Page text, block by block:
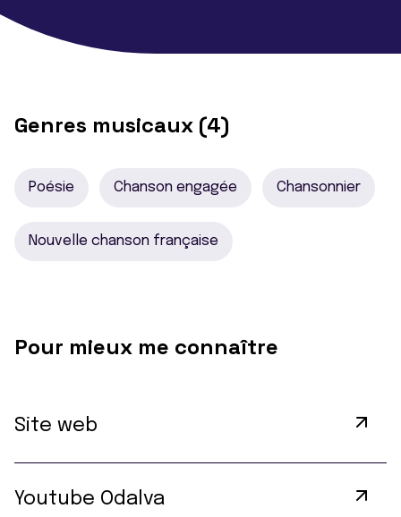
Genres musicaux (4)
Poésie Chanson engagée Chansonnier
Nouvelle chanson française
Pour mieux me connaître
Site web
Youtube Odalva